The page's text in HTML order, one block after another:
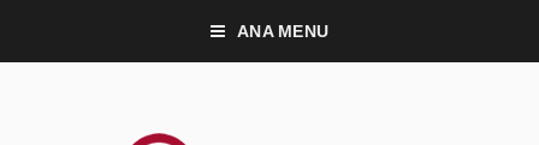
ANA MENU